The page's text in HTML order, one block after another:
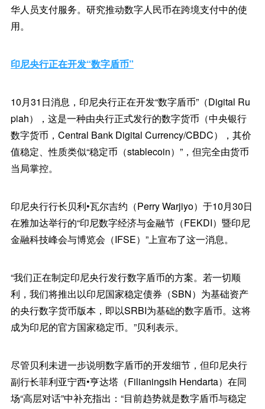
华人员支付服务。研究推动数字人民币在跨境支付中的使
用。
印尼央行正在开发“数字盾币”
10月31日消息，印尼央行正在开发“数字盾币”（Digital Ru
piah），这是一种由央行正式发行的数字货币（中央银行
数字货币，Central Bank Digital Currency/CBDC），其价
值稳定、性质类似“稳定币（stablecoin）”，但完全由货币
当局掌控。
印尼央行行长贝利•瓦尔吉约（Perry Warjiyo）于10月30日
在雅加达举行的“印尼数字经济与金融节（FEKDI）暨印尼
金融科技峰会与博览会（IFSE）”上宣布了这一消息。
“我们正在制定印尼央行发行数字盾币的方案。若一切顺
利，我们将推出以印尼国家稳定债券（SBN）为基础资产
的央行数字货币版本，即以SRBI为基础的数字盾币。这将
成为印尼的官方国家稳定币。”贝利表示。
尽管贝利未进一步说明数字盾币的开发细节，但印尼央行
副行长菲利亚宁西•亨达塔（Filianingsih Hendarta）在同
场“高层对话”中补充指出：“目前趋势就是数字盾币与稳定